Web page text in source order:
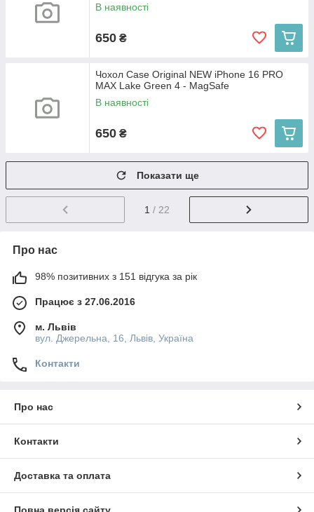
В наявності
650 ₴
Чохол Case Original NEW iPhone 16 PRO
MAX Lake Green 4 - MagSafe
В наявності
650 ₴
Показати ще
1 / 22
Про нас
98% позитивних з 151 відгука за рік
Працює з 27.06.2016
м. Львів
вул. Джерельна, 16, Львів, Україна
Контакти
Про нас
Контакти
Доставка та оплата